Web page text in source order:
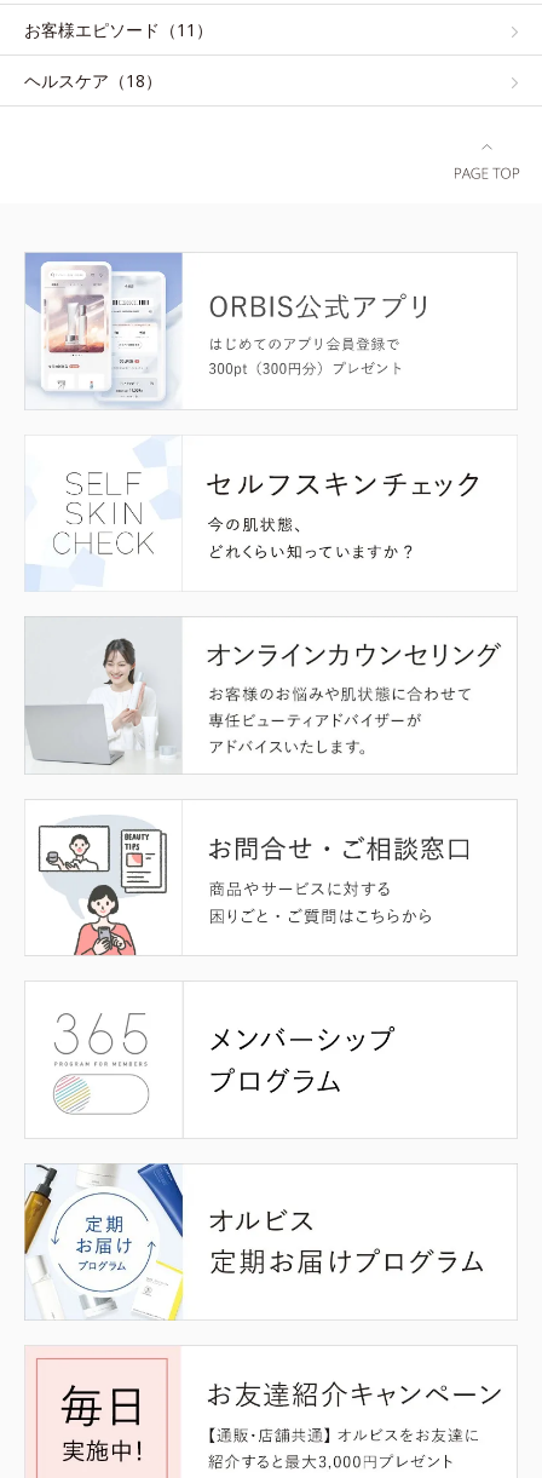
お客様エピソード（11）
ヘルスケア（18）